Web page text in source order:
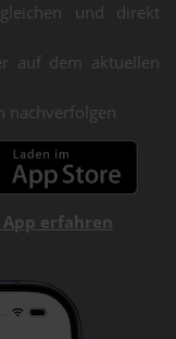
und direkt
auf dem aktuellen
nachverfolgen
erfahren